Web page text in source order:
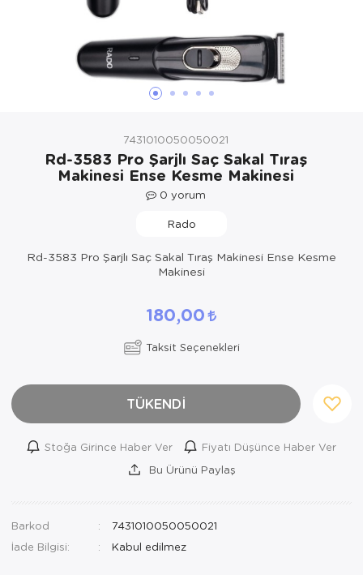
Kozmetik, Kişisel Bakım ve Sağlık
7431010050050021
Rd-3583 Pro Şarjlı Saç Sakal Tıraş
Makinesi Ense Kesme Makinesi
0 yorum
Rado
Rd-3583 Pro Şarjlı Saç Sakal Tıraş Makinesi Ense Kesme
Makinesi
180,00
Taksit Seçenekleri
TÜKENDİ
Stoğa Girince Haber Ver
Fiyatı Düşünce Haber Ver
Bu Ürünü Paylaş
Barkod
7431010050050021
İade Bilgisi: